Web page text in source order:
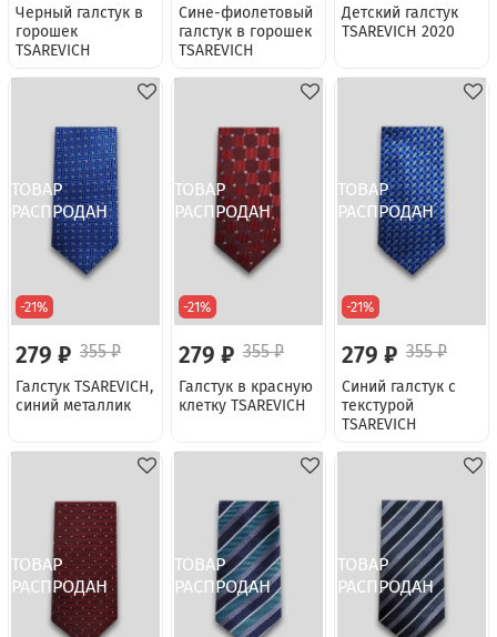
Черный галстук в
горошек
TSAREVICH
Сине-фиолетовый
галстук в горошек
TSAREVICH
Детский галстук
TSAREVICH 2020
-21%
279 ₽ 355 ₽
Галстук TSAREVICH,
синий металлик
-21%
279 ₽ 355 ₽
Галстук в красную
клетку TSAREVICH
-21%
279 ₽ 355 ₽
Синий галстук с
текстурой
TSAREVICH